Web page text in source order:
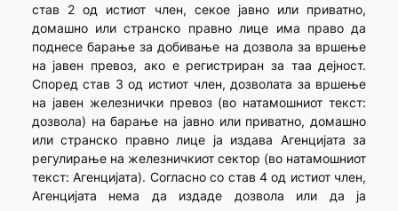
став 2 од истиот член, секое јавно или приватно,
домашно или странско правно лице има право да
поднесе барање за добивање на дозвола за вршење
на јавен превоз, ако е регистриран за таа дејност.
Според став 3 од истиот член, дозволата за вршење
на јавен железнички превоз (во натамошниот текст:
дозвола) на барање на јавно или приватно, домашно
или странско правно лице ја издава Агенцијата за
регулирање на железничкиот сектор (во натамошниот
текст: Агенцијата). Согласно со став 4 од истиот член,
Агенцијата нема да издаде дозвола или да ја